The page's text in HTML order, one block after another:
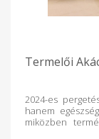
Termelői
2024-es
hanem
miközben